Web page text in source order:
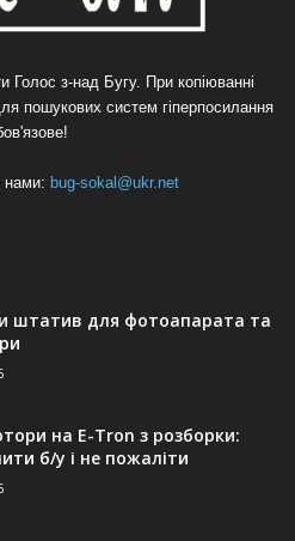
Голос з-над Бугу. При копіюванні
пошукових систем гіперпосилання
нами: bug-sokal@ukr.net
штатив для фотоапарата та
на E-Tron з розборки:
б/у і не пожаліти